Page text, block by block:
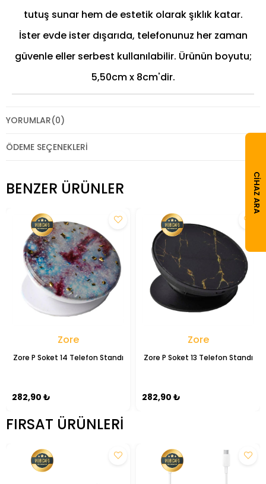
tutuş sunar hem de estetik olarak şıklık katar.
İster evde ister dışarıda, telefonunuz her zaman
güvenle eller serbest kullanılabilir. Ürünün boyutu;
5,50cm x 8cm'dir.
YORUMLAR(0)
ÖDEME SEÇENEKLERI
BENZER ÜRÜNLER
Zore
Zore P Soket 14 Telefon Standı
282,90 ₺
Zore
Zore P Soket 13 Telefon Standı
282,90 ₺
FIRSAT ÜRÜNLERI
CIHAZ ARA